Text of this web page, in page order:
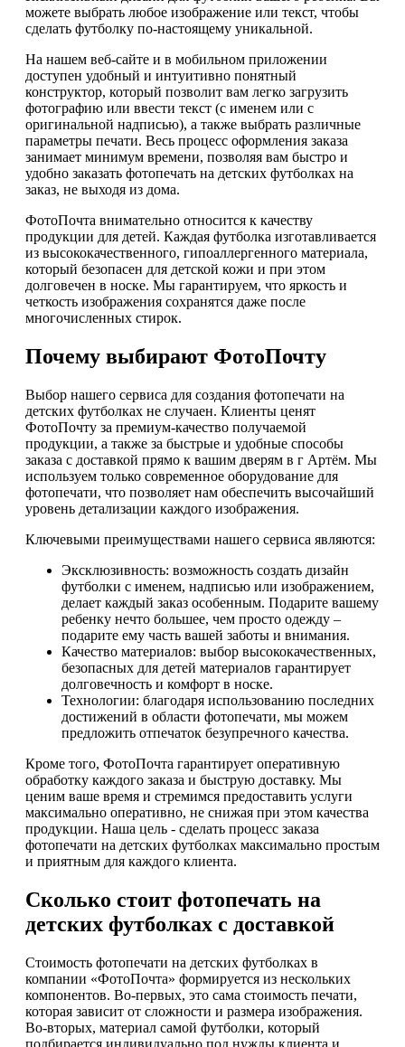
можете выбрать любое изображение или текст, чтобы
сделать футболку по-настоящему уникальной.
На нашем веб-сайте и в мобильном приложении
доступен удобный и интуитивно понятный
конструктор, который позволит вам легко загрузить
фотографию или ввести текст (с именем или с
оригинальной надписью), а также выбрать различные
параметры печати. Весь процесс оформления заказа
занимает минимум времени, позволяя вам быстро и
удобно заказать фотопечать на детских футболках на
заказ, не выходя из дома.
ФотоПочта внимательно относится к качеству
продукции для детей. Каждая футболка изготавливается
из высококачественного, гипоаллергенного материала,
который безопасен для детской кожи и при этом
долговечен в носке. Мы гарантируем, что яркость и
четкость изображения сохранятся даже после
многочисленных стирок.
Почему выбирают ФотоПочту
Выбор нашего сервиса для создания фотопечати на
детских футболках не случаен. Клиенты ценят
ФотоПочту за премиум-качество получаемой
продукции, а также за быстрые и удобные способы
заказа с доставкой прямо к вашим дверям в г Артём. Мы
используем только современное оборудование для
фотопечати, что позволяет нам обеспечить высочайший
уровень детализации каждого изображения.
Ключевыми преимуществами нашего сервиса являются:
Эксклюзивность: возможность создать дизайн
футболки с именем, надписью или изображением,
делает каждый заказ особенным. Подарите вашему
ребенку нечто большее, чем просто одежду –
подарите ему часть вашей заботы и внимания.
Качество материалов: выбор высококачественных,
безопасных для детей материалов гарантирует
долговечность и комфорт в носке.
Технологии: благодаря использованию последних
достижений в области фотопечати, мы можем
предложить отпечаток безупречного качества.
Кроме того, ФотоПочта гарантирует оперативную
обработку каждого заказа и быструю доставку. Мы
ценим ваше время и стремимся предоставить услуги
максимально оперативно, не снижая при этом качества
продукции. Наша цель - сделать процесс заказа
фотопечати на детских футболках максимально простым
и приятным для каждого клиента.
Сколько стоит фотопечать на
детских футболках с доставкой
Стоимость фотопечати на детских футболках в
компании «ФотоПочта» формируется из нескольких
компонентов. Во-первых, это сама стоимость печати,
которая зависит от сложности и размера изображения.
Во-вторых, материал самой футболки, который
подбирается индивидуально под нужды клиента и